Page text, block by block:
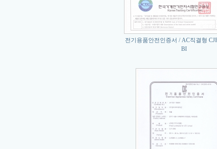
전기용품안전인증서 / AC직결형
BI